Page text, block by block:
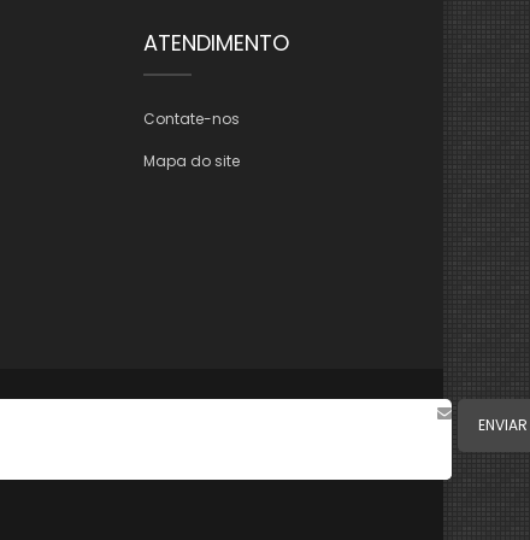
ATENDIMENTO
Contate-nos
Mapa do site
ENVIAR